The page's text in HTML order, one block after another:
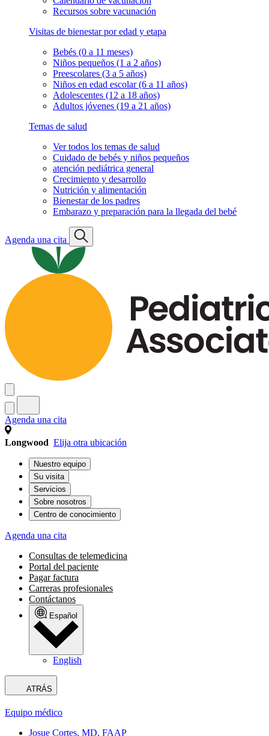
Recursos sobre vacunación
Visitas de bienestar por edad y etapa
Bebés (0 a 11 meses)
Niños pequeños (1 a 2 años)
Preescolares (3 a 5 años)
Niños en edad escolar (6 a 11 años)
Adolescentes (12 a 18 años)
Adultos jóvenes (19 a 21 años)
Temas de salud
Ver todos los temas de salud
Cuidado de bebés y niños pequeños
atención pediátrica general
Crecimiento y desarrollo
Nutrición y alimentación
Bienestar de los padres
Embarazo y preparación para la llegada del bebé
Agenda una cita
Agenda una cita
Longwood Elija otra ubicación
Nuestro equipo
Su visita
Servicios
Sobre nosotros
Centro de conocimiento
Agenda una cita
Consultas de telemedicina
Portal del paciente
Pagar factura
Carreras profesionales
Contáctanos
Español
English
ATRÁS
Equipo médico
Josue Cortes, MD, FAAP